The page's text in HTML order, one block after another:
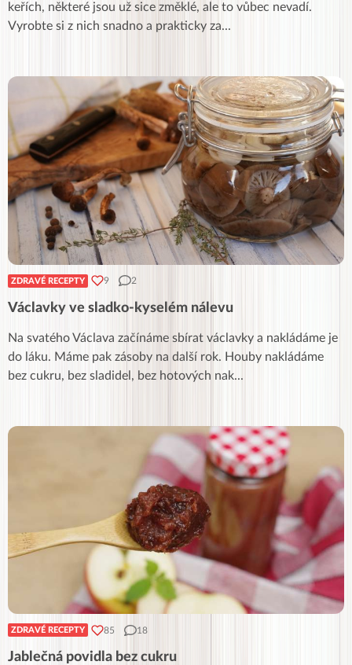
keřích, některé jsou už sice změklé, ale to vůbec nevadí.
Vyrobte si z nich snadno a prakticky za...
ZDRAVÉ RECEPTY 9 2
Václavky ve sladko-kyselém nálevu
Na svatého Václava začínáme sbírat václavky a nakládáme je
do láku. Máme pak zásoby na další rok. Houby nakládáme
bez cukru, bez sladidel, bez hotových nak...
ZDRAVÉ RECEPTY 85 18
Jablečná povidla bez cukru